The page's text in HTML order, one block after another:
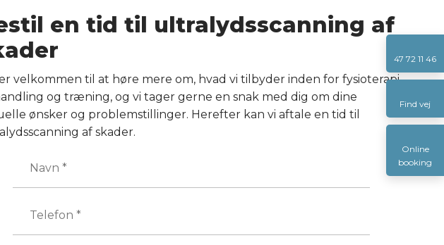
47 72 11 46
Find vej
Online
booking
en tid til ultralydsscanning af
velkommen til at høre mere om, hvad vi tilbyder inden for fysioterapi,
og træning, og vi tager gerne en snak med dig om dine
ønsker og problemstillinger. Herefter kan vi aftale en tid til
af skader.